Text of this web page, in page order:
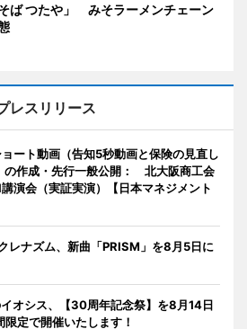
ば つたや」 みそラーメンチェーン
レスリリース
ート動画（告知5秒動画と保険の見直し
の作成・先行一般公開： 北大阪商工会
演会（実証実演）【日本マネジメント
レナズム、新曲「PRISM」を8月5日に
イオシス、【30周年記念祭】を8月14日
定で開催いたします！